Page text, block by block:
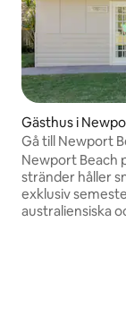
Gästhus i
Gå till Newport
studio
Newport Beach
stränder håller
exklusiv
australiensiska